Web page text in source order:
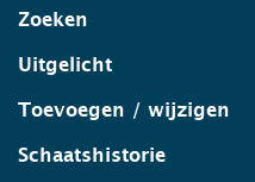
Zoeken
Uitgelicht
Toevoegen / wijzigen
Schaatshistorie